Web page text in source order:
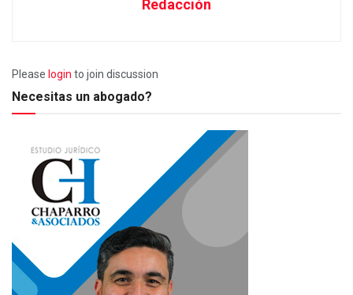
Redacción
Please login to join discussion
Necesitas un abogado?